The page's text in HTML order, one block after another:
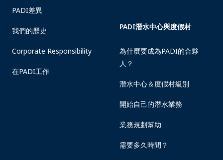
PADI差異
我們的歷史
Corporate Responsibility
在PADI工作
PADI潛水中心與度假村
為什麼要成為PADI的合夥
人？
潛水中心＆度假村級別
開始自己的潛水業務
業務規劃幫助
需要多久時間？